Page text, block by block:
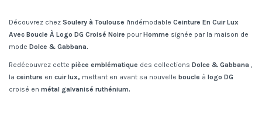
Découvrez chez Soulery à Toulouse l'indémodable Ceinture En Cuir Lux
Avec Boucle À Logo DG Croisé Noire pourHomme signée par la maison de
mode Dolce & Gabbana.
Redécouvrez cette pièce emblématique des collections Dolce & Gabbana ,
la ceinture en cuir lux, mettant en avant sa nouvelle boucle à logo DG
croisé en métal galvanisé ruthénium.